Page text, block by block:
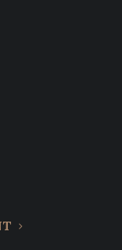
famille